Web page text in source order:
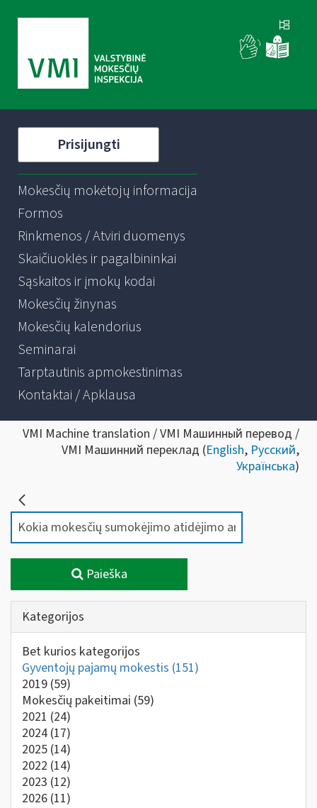
Prisijungti
Mokesčių mokėtojų informacija
Formos
Rinkmenos / Atviri duomenys
Skaičiuoklės ir pagalbininkai
Sąskaitos ir įmokų kodai
Mokesčių žinynas
Mokesčių kalendorius
Seminarai
Tarptautinis apmokestinimas
Kontaktai / Apklausa
VMI Machine translation / VMI Машинный перевод /
VMI Машинний переклад (English, Русский,
Українська)
Paieška
Kategorijos
Bet kurios kategorijos
Gyventojų pajamų mokestis (151)
2019 (59)
Mokesčių pakeitimai (59)
2021 (24)
2024 (17)
2025 (14)
2022 (14)
2023 (12)
2026 (11)